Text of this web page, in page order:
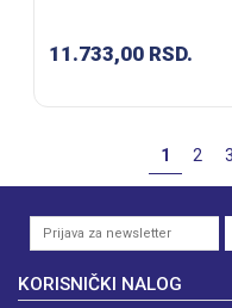
11.733,00 RSD.
1 2 3
KORISNIČKI NALOG